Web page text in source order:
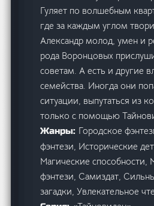
Гуляет по волшебным
где за каждым углом
Александр молод, умен и
рода Воронцовых
советам. А есть и другие
семейства. Иногда они
ситуации, выпутаться из
только с помощью
Жанры: Городское
фэнтези, Исторические
Магические способности,
фэнтези, Самиздат,
загадки, Увлекательное